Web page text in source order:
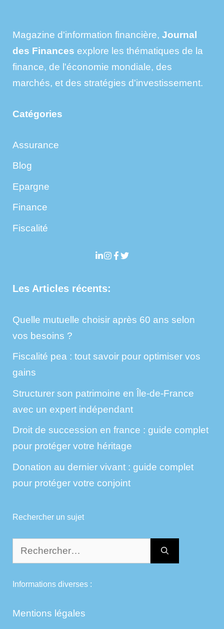
Magazine d'information financière, Journal
des Finances explore les thématiques de la
finance, de l'économie mondiale, des
marchés, et des stratégies d'investissement.
Catégories
Assurance
Blog
Epargne
Finance
Fiscalité
Les Articles récents:
Quelle mutuelle choisir après 60 ans selon
vos besoins ?
Fiscalité pea : tout savoir pour optimiser vos
gains
Structurer son patrimoine en Île-de-France
avec un expert indépendant
Droit de succession en france : guide complet
pour protéger votre héritage
Donation au dernier vivant : guide complet
pour protéger votre conjoint
Rechercher un sujet
Rechercher :
Informations diverses :
Mentions légales